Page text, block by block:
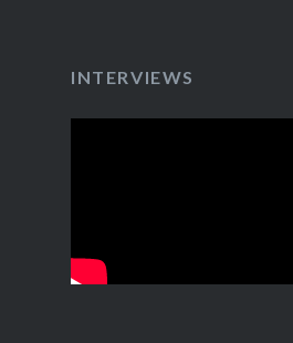
INTERVIEWS